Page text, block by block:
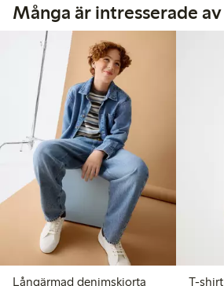
Många är intresserade av
Långärmad denimskjorta T-shirt